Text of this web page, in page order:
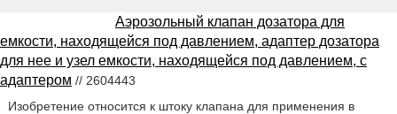
Аэрозольный клапан дозатора для
емкости, находящейся под давлением, адаптер дозатора
для нее и узел емкости, находящейся под давлением, с
адаптером // 2604443
Изобретение относится к штоку клапана для применения в